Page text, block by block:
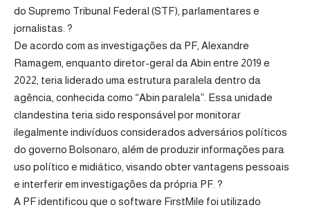
do Supremo Tribunal Federal (STF), parlamentares e
jornalistas. ?
De acordo com as investigações da PF, Alexandre
Ramagem, enquanto diretor-geral da Abin entre 2019 e
2022, teria liderado uma estrutura paralela dentro da
agência, conhecida como “Abin paralela”. Essa unidade
clandestina teria sido responsável por monitorar
ilegalmente indivíduos considerados adversários políticos
do governo Bolsonaro, além de produzir informações para
uso político e midiático, visando obter vantagens pessoais
e interferir em investigações da própria PF. ?
A PF identificou que o software FirstMile foi utilizado